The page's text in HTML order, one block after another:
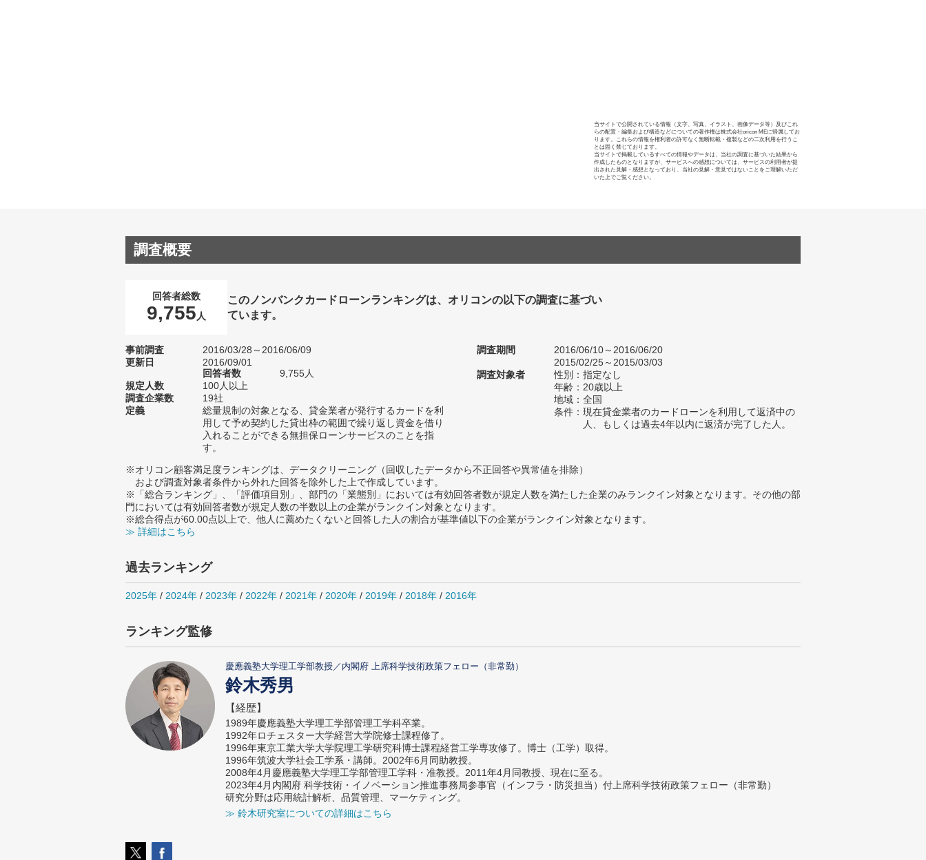
当サイトで公開されている情報（文字、写真、イラスト、画像データ等）及びこれ
らの配置・編集および構造などについての著作権は株式会社oricon MEに帰属してお
ります。これらの情報を権利者の許可なく無断転載・複製などの二次利用を行うこ
とは固く禁じております。
当サイトで掲載しているすべての情報やデータは、当社の調査に基づいた結果から
作成したものとなりますが、サービスへの感想については、サービスの利用者が提
出された見解・感想となっており、当社の見解・意見ではないことをご理解いただ
いた上でご覧ください。
調査概要
回答者総数
9,755 人
このノンバンクカードローンランキングは、オリコンの以下の調査に基づい
ています。
事前調査
2016/03/28～2016/06/09
更新日
2016/09/01
回答者数
9,755人
規定人数
100人以上
調査企業数
19社
定義
総量規制の対象となる、貸金業者が発行するカードを利
用して予め契約した貸出枠の範囲で繰り返し資金を借り
入れることができる無担保ローンサービスのことを指
す。
調査期間
2016/06/10～2016/06/20
2015/02/25～2015/03/03
調査対象者
性別：指定なし
年齢：20歳以上
地域：全国
条件：現在貸金業者のカードローンを利用して返済中の
人、もしくは過去4年以内に返済が完了した人。
※オリコン顧客満足度ランキングは、データクリーニング（回収したデータから不正回答や異常値を排除）
および調査対象者条件から外れた回答を除外した上で作成しています。
※「総合ランキング」、「評価項目別」、部門の「業態別」においては有効回答者数が規定人数を満たした企業のみランクイン対象となります。その他の部
門においては有効回答者数が規定人数の半数以上の企業がランクイン対象となります。
※総合得点が60.00点以上で、他人に薦めたくないと回答した人の割合が基準値以下の企業がランクイン対象となります。
≫ 詳細はこちら
過去ランキング
2025年 / 2024年 / 2023年 / 2022年 / 2021年 / 2020年 / 2019年 / 2018年 / 2016年
ランキング監修
慶應義塾大学理工学部教授／内閣府 上席科学技術政策フェロー（非常勤）
鈴木秀男
【経歴】
1989年慶應義塾大学理工学部管理工学科卒業。
1992年ロチェスター大学経営大学院修士課程修了。
1996年東京工業大学大学院理工学研究科博士課程経営工学専攻修了。博士（工学）取得。
1996年筑波大学社会工学系・講師。2002年6月同助教授。
2008年4月慶應義塾大学理工学部管理工学科・准教授。2011年4月同教授、現在に至る。
2023年4月内閣府 科学技術・イノベーション推進事務局参事官（インフラ・防災担当）付上席科学技術政策フェロー（非常勤）
研究分野は応用統計解析、品質管理、マーケティング。
≫ 鈴木研究室についての詳細はこちら